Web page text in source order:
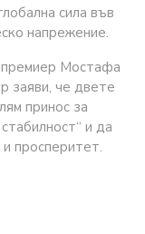
сила във
напрежение.
премиер Мостафа
заяви, че двете
принос за
и да
просперитет.